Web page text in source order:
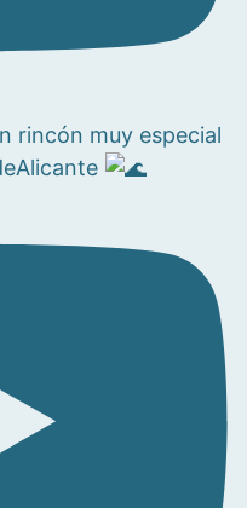
rincón muy especial